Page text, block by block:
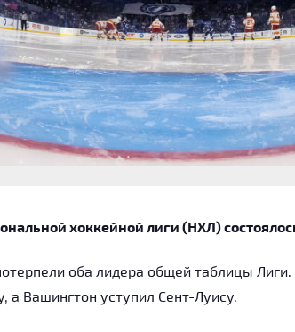
хоккейной лиги (НХЛ)
оба лидера общей таблицы
Вашингтон уступил Сент-Луису.